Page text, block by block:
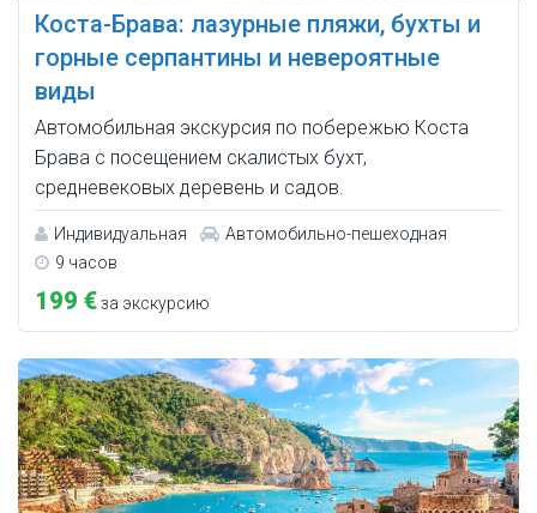
Коста-Брава: лазурные пляжи, бухты и
горные серпантины и невероятные
виды
Автомобильная экскурсия по побережью Коста
Брава с посещением скалистых бухт,
средневековых деревень и садов.
Индивидуальная
Автомобильно-пешеходная
9 часов
199 €за экскурсию